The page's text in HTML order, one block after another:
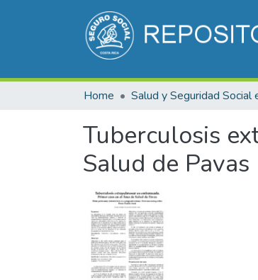
Home
Tuberculosis
Salud de Pavas